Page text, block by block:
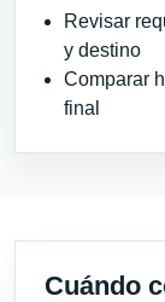
Revisar
y destino
Comparar
final
Cuándo